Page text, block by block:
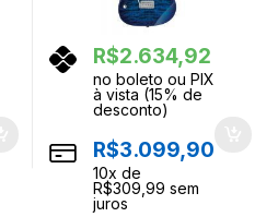
R$2.634,92
no boleto ou PIX
à vista (15% de
desconto)
R$3.099,90
10x de
R$309,99 sem
juros